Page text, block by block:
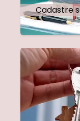
Cadastre